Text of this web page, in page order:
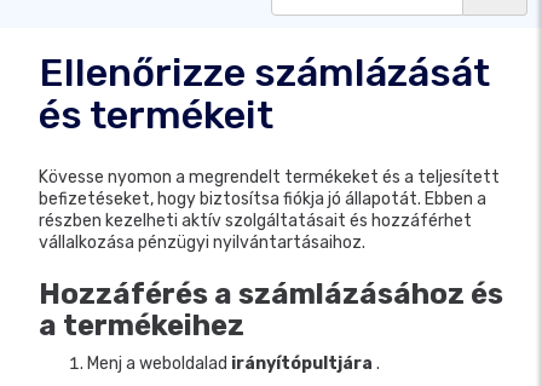
Ellenőrizze számlázását
és termékeit
Kövesse nyomon a megrendelt termékeket és a teljesített
befizetéseket, hogy biztosítsa fiókja jó állapotát. Ebben a
részben kezelheti aktív szolgáltatásait és hozzáférhet
vállalkozása pénzügyi nyilvántartásaihoz.
Hozzáférés a számlázásához és
a termékeihez
Menj a weboldalad irányítópultjára .